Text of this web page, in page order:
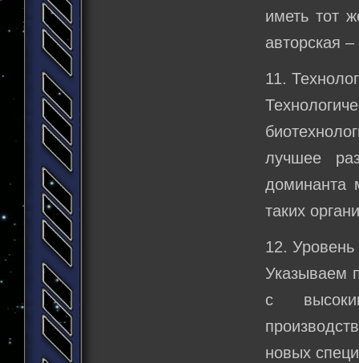
иметь тот
авторская
11.
лучшее
доминанта
таких
12. Уровень
Указываем
с
новых